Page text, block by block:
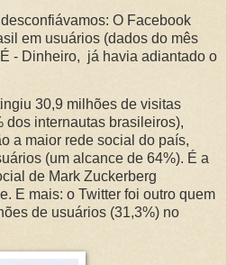
O Facebook
em usuários (dados do mês
- Dinheiro, já havia adiantado o
30,9 milhões de visitas
dos internautas brasileiros),
a maior rede social do país,
(um alcance de 64%). É a
de Mark Zuckerberg
E mais: o Twitter foi outro quem
de usuários (31,3%) no